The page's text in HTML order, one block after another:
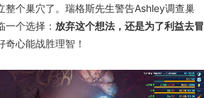
整个巢穴了。瑞格斯先生警告Ashley调查巢
个选择： 放弃这个想法，还是为了利益去冒
心能战胜理智！